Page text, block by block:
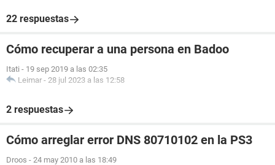
22 respuestas
Cómo recuperar a una persona en Badoo
Itati - 19 sep 2019 a las 02:35
Leimar - 28 jul 2023 a las 12:58
2 respuestas
Cómo arreglar error DNS 80710102 en la PS3
Droos - 24 may 2010 a las 18:49